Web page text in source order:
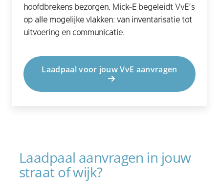
hoofdbrekens bezorgen. Mick-E begeleidt VvE’s
op alle mogelijke vlakken: van inventarisatie tot
uitvoering en communicatie.
Laadpaal voor jouw VvE aanvragen
Laadpaal aanvragen in jouw
straat of wijk?